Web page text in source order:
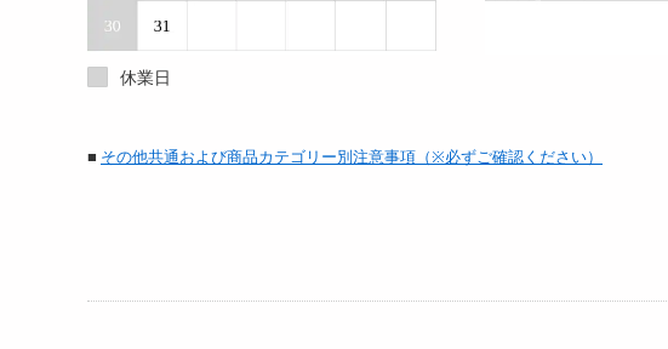
休業日
■ その他共通および商品カテゴリー別注意事項（※必ずご確認ください）